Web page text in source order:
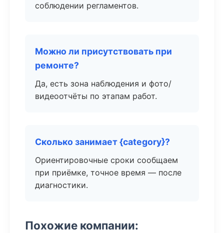
соблюдении регламентов.
Можно ли присутствовать при
ремонте?
Да, есть зона наблюдения и фото/
видеоотчёты по этапам работ.
Сколько занимает {category}?
Ориентировочные сроки сообщаем
при приёмке, точное время — после
диагностики.
Похожие компании: